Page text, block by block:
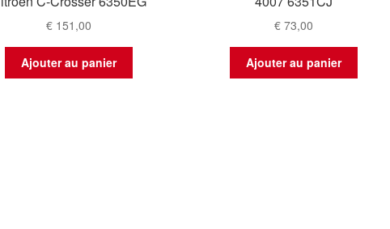
€ 151,00
Ajouter au panier
€73,00
Ajouter au panier